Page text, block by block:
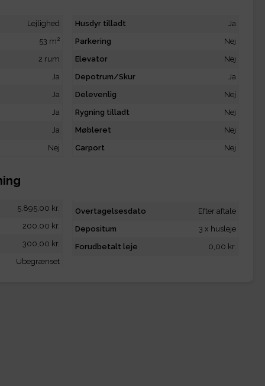
Lejlighed
53 m2
2 rum
Ja
Ja
Ja
Ja
Nej
Husdyr tilladt
Ja
Parkering
Nej
Elevator
Nej
Depotrum/Skur
Ja
Delevenlig
Nej
Rygning tilladt
Nej
Møbleret
Nej
Carport
Nej
5.895,00 kr.
200,00 kr.
300,00 kr.
Ubegrænset
Overtagelsesdato
Efter aftale
Depositum
3 x husleje
Forudbetalt leje
0,00 kr.